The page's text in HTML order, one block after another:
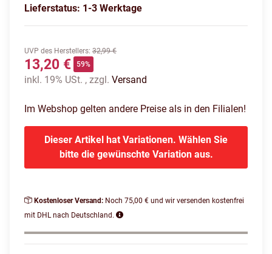
Lieferstatus: 1-3 Werktage
UVP des Herstellers: 32,99 €
13,20 € 59%
inkl. 19% USt. , zzgl. Versand
Im Webshop gelten andere Preise als in den Filialen!
Dieser Artikel hat Variationen. Wählen Sie
bitte die gewünschte Variation aus.
Kostenloser Versand: Noch 75,00 € und wir versenden kostenfrei
mit DHL nach Deutschland.